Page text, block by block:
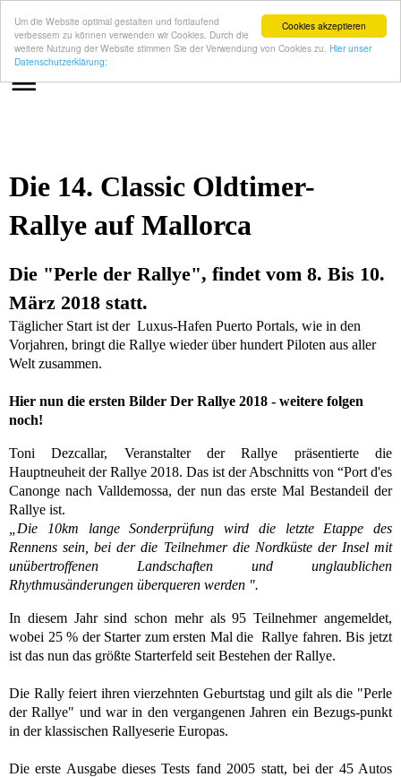
Cookies akzeptieren
Um die Website optimal gestalten und fortlaufend
verbessern zu können verwenden wir Cookies. Durch die
weitere Nutzung der Website stimmen Sie der Verwendung von Cookies zu. Hier unser
Datenschutzerklärung:
Die 14. Classic Oldtimer-
Rallye auf Mallorca
Die "Perle der Rallye", findet vom 8. Bis 10.
März 2018 statt.
Täglicher Start ist der Luxus-Hafen Puerto Portals, wie in den
Vorjahren, bringt die Rallye wieder über hundert Piloten aus aller
Welt zusammen.
Hier nun die ersten Bilder Der Rallye 2018 - weitere folgen
noch!
Toni Dezcallar, Veranstalter der Rallye präsentierte die
Hauptneuheit der Rallye 2018. Das ist der Abschnitts von “Port d'es
Canonge nach Valldemossa, der nun das erste Mal Bestandeil der
Rallye ist.
„Die 10km lange Sonderprüfung wird die letzte Etappe des
Rennens sein, bei der die Teilnehmer die Nordküste der Insel mit
unübertroffenen Landschaften und unglaublichen
Rhythmusänderungen überqueren werden ".
In diesem Jahr sind schon mehr als 95 Teilnehmer angemeldet,
wobei 25 % der Starter zum ersten Mal die Rallye fahren. Bis jetzt
ist das nun das größte Starterfeld seit Bestehen der Rallye.
Die Rally feiert ihren vierzehnten Geburtstag und gilt als die "Perle
der Rallye" und war in den vergangenen Jahren ein Bezugs-punkt
in der klassischen Rallyeserie Europas.
Die erste Ausgabe dieses Tests fand 2005 statt, bei der 45 Autos